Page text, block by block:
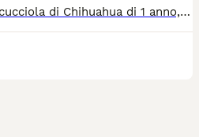
Si cede una meravigliosa cucciola di Chihuahua di 1 anno, l'età ideale per chi desidera un cagnolino già autonomo ma ancora giovanissimo, vivace e pronto a legarsi profondamente a una nuova figura di riferimento. Questa piccola è un vero concentrato di dolcezza e simpatia: ha un carattere splendido, molto affettuoso e socievole, adora la compagnia e si adatta perfettamente alla vita in appartamento, rivelandosi la compagna di vita ideale. La cucciola è in ottima salute, regolarmente microchippata, vaccinata e completa di tutti i documenti sanitari in regola. Ci teniamo a specificare che, date le sue dimensioni particolarmente ridotte, non è assolutamente una cagnolina adatta alla riproduzione. Per questo motivo, non verrà presa in considerazione alcuna richiesta da parte di allevatori: la piccola non è una fattrice. La vendita è rivolta esclusivamente a famiglie amorevoli che desiderino accoglierla come un vero membro della casa e che siano pronte a prendersene cura con la massima responsabilità e il rispetto che merita. Per ulteriori informazioni, dettagli sul prezzo o per conoscerla di persona, potete contattarmi in privato.